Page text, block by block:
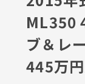
ML350
ブ＆レ
445万